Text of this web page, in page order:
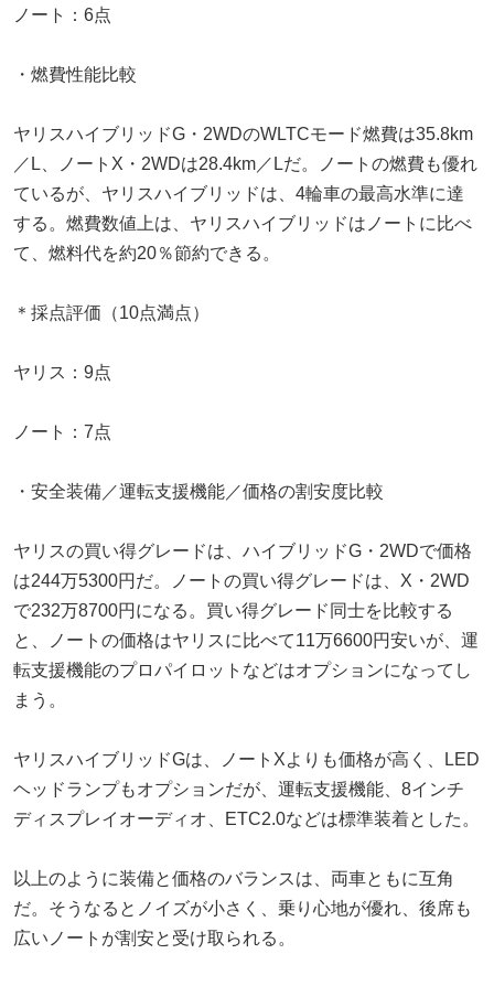
ノート：6点
・燃費性能比較
ヤリスハイブリッドG・2WDのWLTCモード燃費は35.8km
／L、ノートX・2WDは28.4km／Lだ。ノートの燃費も優れ
ているが、ヤリスハイブリッドは、4輪車の最高水準に達
する。燃費数値上は、ヤリスハイブリッドはノートに比べ
て、燃料代を約20％節約できる。
＊採点評価（10点満点）
ヤリス：9点
ノート：7点
・安全装備／運転支援機能／価格の割安度比較
ヤリスの買い得グレードは、ハイブリッドG・2WDで価格
は244万5300円だ。ノートの買い得グレードは、X・2WD
で232万8700円になる。買い得グレード同士を比較する
と、ノートの価格はヤリスに比べて11万6600円安いが、運
転支援機能のプロパイロットなどはオプションになってし
まう。
ヤリスハイブリッドGは、ノートXよりも価格が高く、LED
ヘッドランプもオプションだが、運転支援機能、8インチ
ディスプレイオーディオ、ETC2.0などは標準装着とした。
以上のように装備と価格のバランスは、両車ともに互角
だ。そうなるとノイズが小さく、乗り心地が優れ、後席も
広いノートが割安と受け取られる。